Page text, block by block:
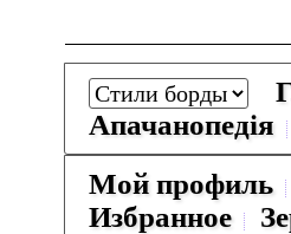
Апачанопедiя
Мой профиль
Избранное